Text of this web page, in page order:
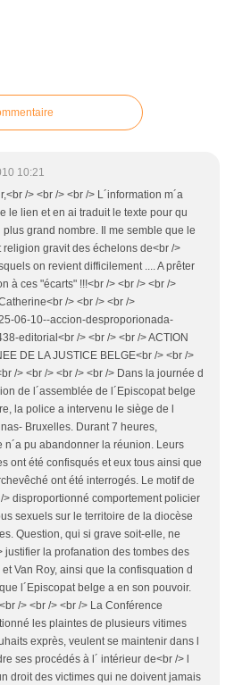
10:21
/> <br /> <br /> L´information m´a
le lien et en ai traduit le texte pour qu
plus grand nombre. Il me semble que le
religion gravit des échelons de<br />
on revient difficilement .... A prêter
à ces "écarts" !!!<br /> <br /> <br />
/> <br /> <br />
06-10--accion-desproporionada-
editorial<br /> <br /> <br /> ACTION
DE LA JUSTICE BELGE<br /> <br />
/> <br /> <br /> <br /> Dans la journée d
de l´assemblée de l´Episcopat belge
la police a intervenu le siège de l
Bruxelles. Durant 7 heures,
n´a pu abandonner la réunion. Leurs
ont été confisqués et eux tous ainsi que
ont été interrogés. Le motif de
> disproportionné comportement policier
sexuels sur le territoire de la diocèse
Question, qui si grave soit-elle, ne
justifier la profanation des tombes des
Van Roy, ainsi que la confisquation d
l´Episcopat belge a en son pouvoir.
/> <br /> <br /> La Conférence
les plaintes de plusieurs vitimes
exprès, veulent se maintenir dans l
ses procédés à l´ intérieur de<br /> l
droit des victimes qui ne doivent jamais